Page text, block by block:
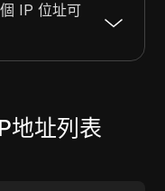
IP 位址可
地址列表